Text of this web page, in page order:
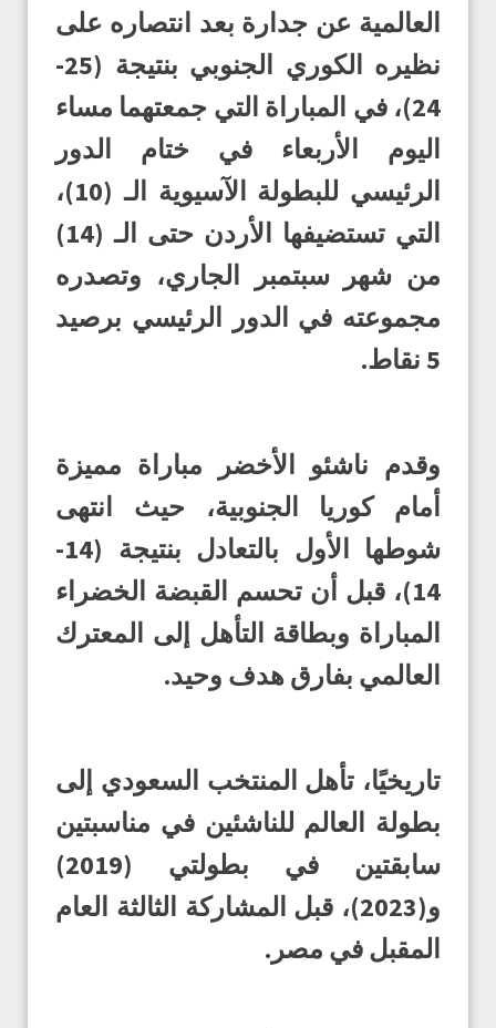
العالمية عن جدارة بعد انتصاره على
نظيره الكوري الجنوبي بنتيجة (25-
24)، في المباراة التي جمعتهما مساء
اليوم الأربعاء في ختام الدور
الرئيسي للبطولة الآسيوية الـ (10)،
التي تستضيفها الأردن حتى الـ (14)
من شهر سبتمبر الجاري، وتصدره
مجموعته في الدور الرئيسي برصيد
5 نقاط.
وقدم ناشئو الأخضر مباراة مميزة
أمام كوريا الجنوبية، حيث انتهى
شوطها الأول بالتعادل بنتيجة (14-
14)، قبل أن تحسم القبضة الخضراء
المباراة وبطاقة التأهل إلى المعترك
العالمي بفارق هدف وحيد.
تاريخيًا، تأهل المنتخب السعودي إلى
بطولة العالم للناشئين في مناسبتين
سابقتين في بطولتي (2019)
و(2023)، قبل المشاركة الثالثة العام
المقبل في مصر.